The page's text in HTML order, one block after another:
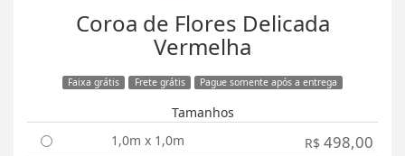
Coroa de Flores Delicada
Vermelha
Faixa grátis Frete grátis Pague somente após a entrega
Tamanhos
1,0m x 1,0m
R$ 498,00